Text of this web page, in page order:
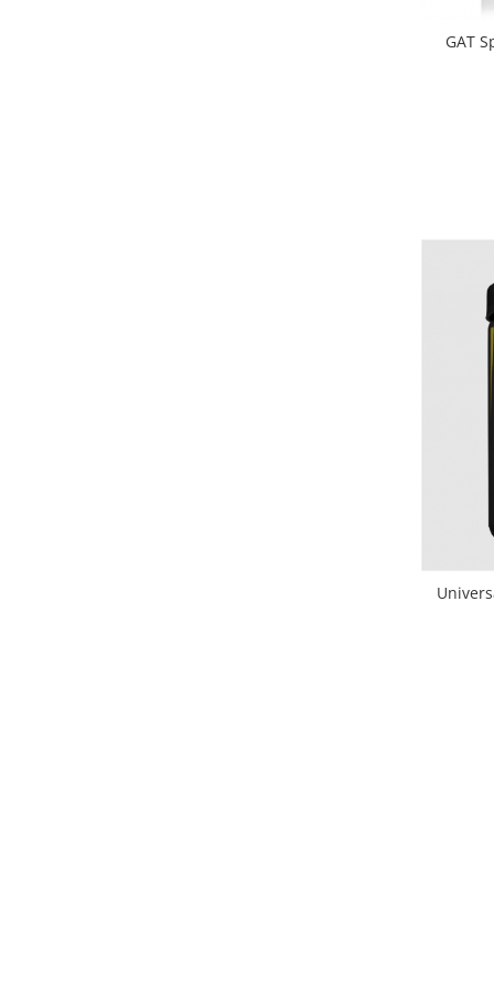
GAT